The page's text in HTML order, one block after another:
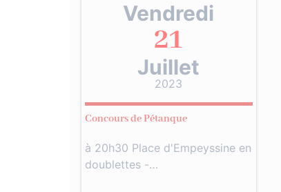
Vendredi
21
Juillet
2023
Concours de Pétanque
à 20h30 Place d'Empeyssine en
doublettes -…